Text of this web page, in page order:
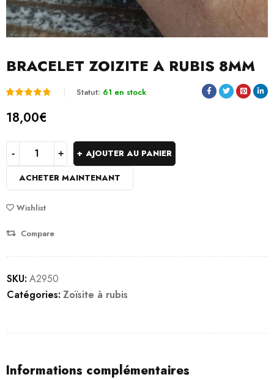
BRACELET ZOIZITE A RUBIS 8MM
basé
notations
Statut: 61 en stock
18,00€
AJOUTER AU PANIER
ACHETER MAINTENANT
Wishlist
Compare
SKU: A2950
Catégories: Zoïsite à rubis
Informations complémentaires